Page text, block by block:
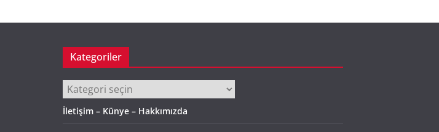
Kategoriler
Kategoriler
İletişim – Künye – Hakkımızda